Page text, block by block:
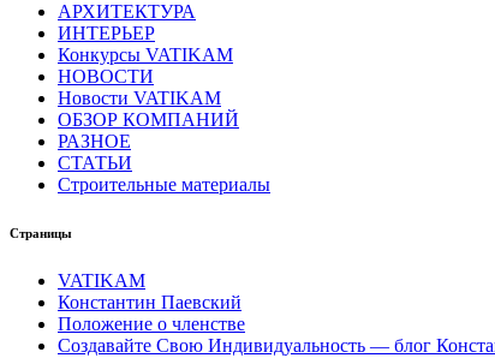
АРХИТЕКТУРА
ИНТЕРЬЕР
Конкурсы VATIKAM
НОВОСТИ
Новости VATIKAM
ОБЗОР КОМПАНИЙ
РАЗНОЕ
СТАТЬИ
Строительные материалы
Страницы
VATIKAM
Константин Паевский
Положение о членстве
Создавайте Свою Индивидуальность — блог